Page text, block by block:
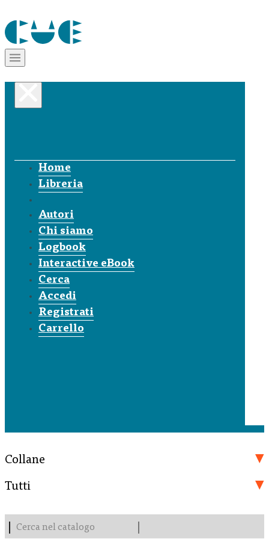
Home
Libreria
Autori
Chi siamo
Logbook
Interactive eBook
Cerca
Accedi
Registrati
Carrello
Collane
Tutti